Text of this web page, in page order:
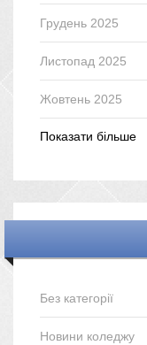
Грудень 2025
Листопад 2025
Жовтень 2025
Показати більше
Без категорії
Новини коледжу